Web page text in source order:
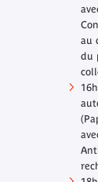
au
du